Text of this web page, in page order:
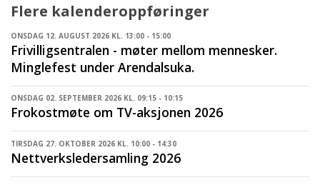
Flere kalenderoppføringer
ONSDAG 12. AUGUST 2026 KL. 13:00 - 15:00
Frivilligsentralen - møter mellom mennesker.
Minglefest under Arendalsuka.
ONSDAG 02. SEPTEMBER 2026 KL. 09:15 - 10:15
Frokostmøte om TV-aksjonen 2026
TIRSDAG 27. OKTOBER 2026 KL. 10:00 - 14:30
Nettverksledersamling 2026